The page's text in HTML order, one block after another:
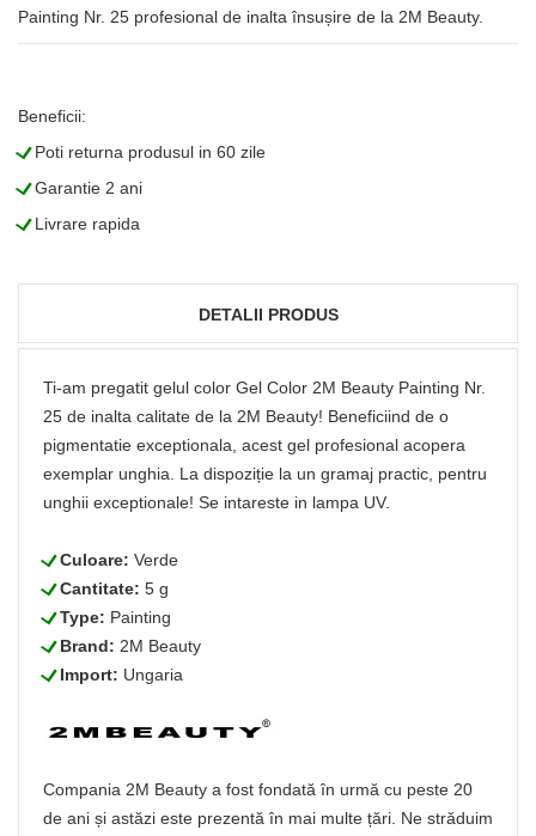
Painting Nr. 25 profesional de inalta însușire de la 2M Beauty.
Beneficii:
LPoti returna produsul in 60 zile
LGarantie 2 ani
LLivrare rapida
DETALII PRODUS
Ti-am pregatit gelul color Gel Color 2M Beauty Painting Nr.
25 de inalta calitate de la 2M Beauty! Beneficiind de o
pigmentatie exceptionala, acest gel profesional acopera
exemplar unghia. La dispoziție la un gramaj practic, pentru
unghii exceptionale! Se intareste in lampa UV.
LCuloare: Verde
LCantitate: 5 g
LType: Painting
LBrand: 2M Beauty
LImport: Ungaria
Compania 2M Beauty a fost fondată în urmă cu peste 20
de ani și astăzi este prezentă în mai multe țări. Ne străduim